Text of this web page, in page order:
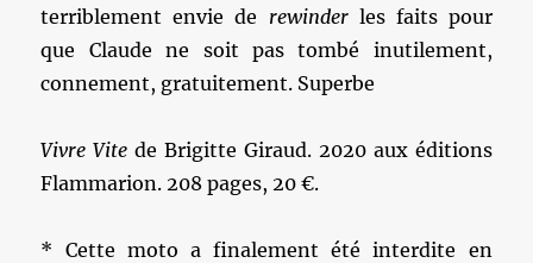
terriblement envie de rewinderles faits pour
que Claude ne soit pas tombé inutilement,
connement, gratuitement. Superbe
Vivre Vite de Brigitte Giraud. 2020 aux éditions
Flammarion. 208 pages, 20 €.
* Cette moto a finalement été interdite en